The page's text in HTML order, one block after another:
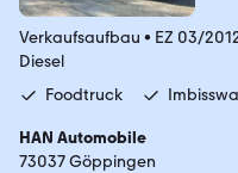
Verkaufsaufbau • EZ 03/
Diesel
Foodtruck
HAN Automobile
73037 Göppingen